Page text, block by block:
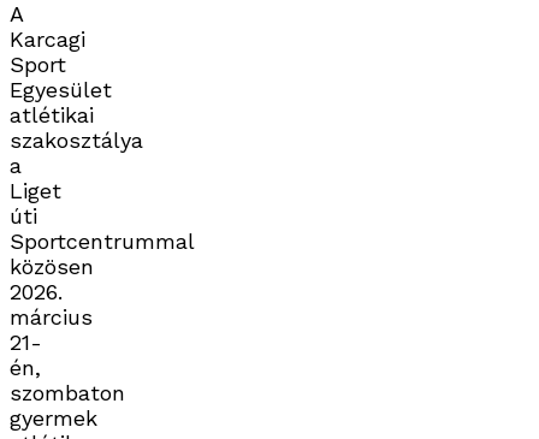
A
Karcagi
Sport
Egyesület
atlétikai
szakosztálya
a
Liget
úti
Sportcentrummal
közösen
2026.
március
21-
én,
szombaton
gyermek